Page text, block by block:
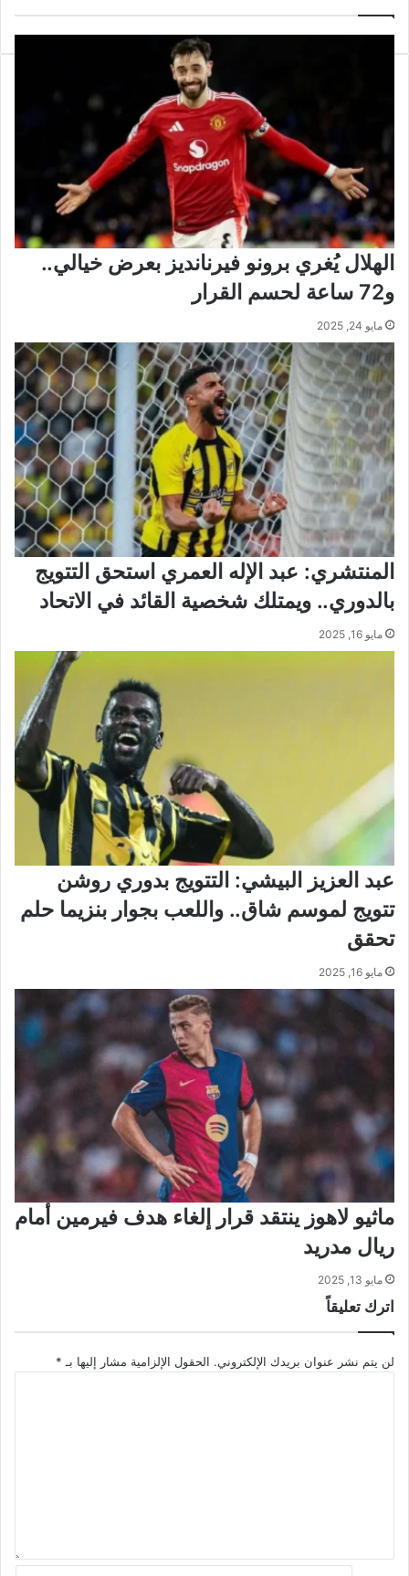
كأس
2025
الهلال يُغري برونو فيرنانديز بعرض خيالي..
و72 ساعة لحسم القرار
مايو 24, 2025
المنتشري: عبد الإله العمري استحق التتويج
بالدوري.. ويمتلك شخصية القائد في الاتحاد
مايو 16, 2025
عبد العزيز البيشي: التتويج بدوري روشن
تتويج لموسم شاق.. واللعب بجوار بنزيما حلم
تحقق
مايو 16, 2025
ماثيو لاهوز ينتقد قرار إلغاء هدف فيرمين أمام
ريال مدريد
مايو 13, 2025
اترك تعليقاً
لن يتم نشر عنوان بريدك الإلكتروني. الحقول الإلزامية مشار إليها بـ *